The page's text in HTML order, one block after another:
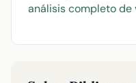
análisis completo de